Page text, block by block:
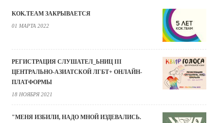
KOK.TEAM ЗАКРЫВАЕТСЯ
01 МАРТА 2022
РЕГИСТРАЦИЯ СЛУШАТЕЛ_ЬНИЦ III
ЦЕНТРАЛЬНО-АЗИАТСКОЙ ЛГБТ+ ОНЛАЙН-
ПЛАТФОРМЫ
18 НОЯБРЯ 2021
"МЕНЯ ИЗБИЛИ, НАДО МНОЙ ИЗДЕВАЛИСЬ.